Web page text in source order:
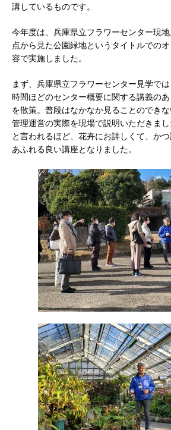
講しているものです。
今年度は、兵庫県立フラワーセンター現
点から見た公園緑地というタイトルでの
容で実施しました。
まず、兵庫県立フラワーセンター見学で
時間ほどのセンター概要に関する講義の
を散策。普段はなかなか見ることのでき
管理運営の実際を現場で説明いただきま
と言われるほど、花卉にお詳しくて、か
あふれる良い講座となりました。